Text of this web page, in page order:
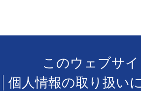
このウェブサ
個人情報の取り扱い